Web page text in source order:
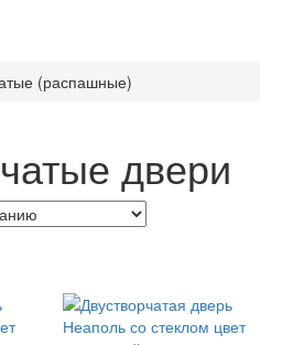
(распашные)
двери